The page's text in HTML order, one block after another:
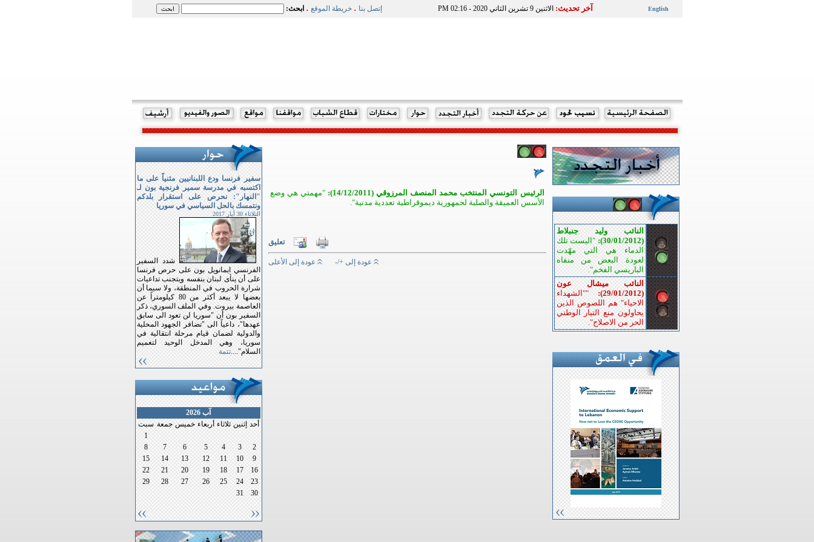
English آخر تحديث: الاثنين 9 تشرين الثاني 2020 - 02:16 PM إتصل بنا . خريطة الموقع . ابحث:
النائب وليد جنبلاط
(30/01/2012):
"اليست تلك
الدماء هي التي مهّدت
لعودة البعض من منفاه
الباريسي الفخم".
النائب ميشال عون
(29/01/2012):
""الشهداء
الاحياء" هم اللصوص الذين
يحاولون منع التيار الوطني
الحر من الاصلاح".
الرئيس التونسي المنتخب محمد المنصف المرزوقي (14/12/2011):
"مهمتي هي وضع
الأسس العميقة والصلبة لجمهورية ديموقراطية تعددية مدنية".
تعليق
عودة إلى +/- عودة إلى الأعلى
سفير فرنسا ودع اللبنانيين مثنياً على ما
اكتسبه في مدرسة سمير فرنجية بون لـ
"النهار": نحرص على استقرار بلدكم
ونتمسك بالحل السياسي في سوريا
الثلاثاء 30 أيار 2017
شدد السفير
الفرنسي ايمانويل بون على حرص فرنسا
على أن ينأى لبنان بنفسه ويتجنب تداعيات
شرارة الحروب في المنطقة، ولا سيما أن
بعضها لا يبعد أكثر من 80 كيلومتراً عن
العاصمة بيروت. وفي الملف السوري، ذكر
السفير بون أن "سوريا لن تعود الى سابق
عهدها"، داعياً الى "تضافر الجهود المحلية
والدولية لضمان قيام مرحلة انتقالية في
سوريا، وهي المدخل الوحيد لتعميم
السلام"....تتمة
آب 2026
أحد إثنين ثلاثاء أربعاء خميس جمعة سبت
1
2
3
4
5
6
7
8
9
10
11
12
13
14
15
16
17
18
19
20
21
22
23
24
25
26
27
28
29
30
31